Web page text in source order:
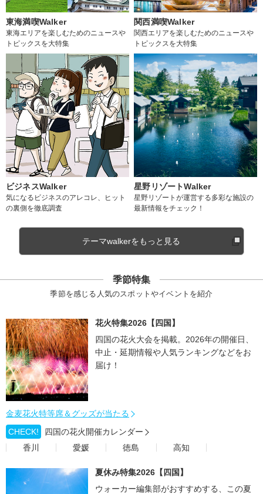
東海満喫Walker
東海エリアを楽しむためのニュースや
トピックスを大特集
関西満喫Walker
関西エリアを楽しむためのニュースや
トピックスを大特集
ビジネスWalker
気になるビジネスのアレコレ、ヒット
の裏側を徹底調査
星野リゾートWalker
星野リゾートが運営する多彩な施設の
最新情報をチェック！
テーマwalkerをもっと見る
季節特集
季節を感じる人気のスポットやイベントを紹介
花火特集2026【四国】
四国の花火大会を掲載。2026年の開催日、
中止・延期情報や人気ランキングなどをお
届け！
金麦花火特等席＆グッズが当たる
CHECK!
四国の花火開催カレンダー
香川
愛媛 徳島 高知
夏休み特集2026【四国】
ウォーカー編集部がおすすめする、この夏